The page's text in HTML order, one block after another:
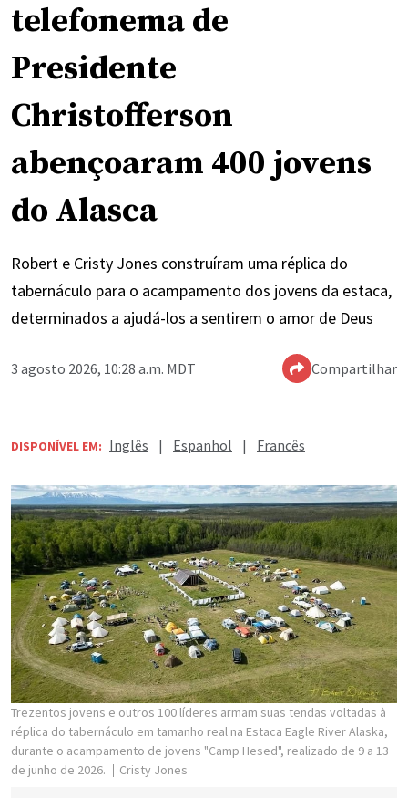
telefonema de
Presidente
Christofferson
abençoaram 400 jovens
do Alasca
Robert e Cristy Jones construíram uma réplica do
tabernáculo para o acampamento dos jovens da estaca,
determinados a ajudá-los a sentirem o amor de Deus
3 agosto 2026, 10:28 a.m. MDT Compartilhar
DISPONÍVEL EM: Inglês | Espanhol | Francês
Trezentos jovens e outros 100 líderes armam suas tendas voltadas à
réplica do tabernáculo em tamanho real na Estaca Eagle River Alaska,
durante o acampamento de jovens "Camp Hesed", realizado de 9 a 13
de junho de 2026.
Cristy Jones